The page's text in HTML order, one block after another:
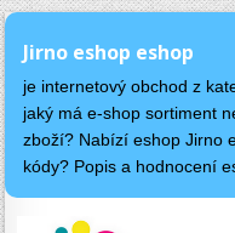
Jirno eshop eshop
je internetový obchod z
jaký má e-shop sortiment
zboží? Nabízí eshop Jirno
kódy? Popis a hodnocení